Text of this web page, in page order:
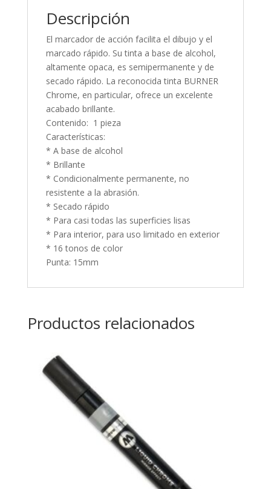
Descripción
El marcador de acción facilita el dibujo y el
marcado rápido. Su tinta a base de alcohol,
altamente opaca, es semipermanente y de
secado rápido. La reconocida tinta BURNER
Chrome, en particular, ofrece un excelente
acabado brillante.
Contenido: 1 pieza
Características:
* A base de alcohol
* Brillante
* Condicionalmente permanente, no
resistente a la abrasión.
* Secado rápido
* Para casi todas las superficies lisas
* Para interior, para uso limitado en exterior
* 16 tonos de color
Punta: 15mm
Productos relacionados